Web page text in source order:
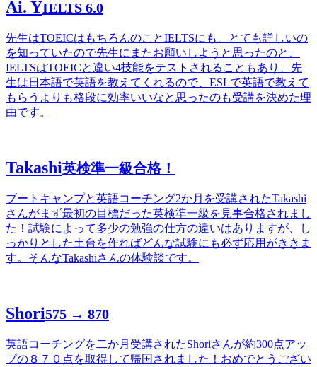
Ai. YIELTS 6.0
先生はTOEICはもちろんのことIELTSにも、とても詳しいの
を知っていたので先生にまたお願いしようと思ったのと、
IELTSはTOEICと違い4技能をテストされることもあり、先
生は日本語で英語を教えてくれるので、ESLで英語で教えて
もらうよりも格段に効率いいなと思ったのも受講を決めた理
由です。
Takashi英検準一級合格！
ブートキャンプと英語コーチング2か月を受講されたTakashi
さんがまず最初の目標だった英検準一級を見事合格されまし
た！試験によって多少の勉強の仕方の違いはありますが、し
っかりとした土台を作ればどんな試験にも必ず応用がききま
す。そんなTakashiさんの体験談です。
Shori575 → 870
英語コーチングを二か月受講されたShoriさんが約300点アッ
プの８７０点を取得して帰国されました！おめでとうござい